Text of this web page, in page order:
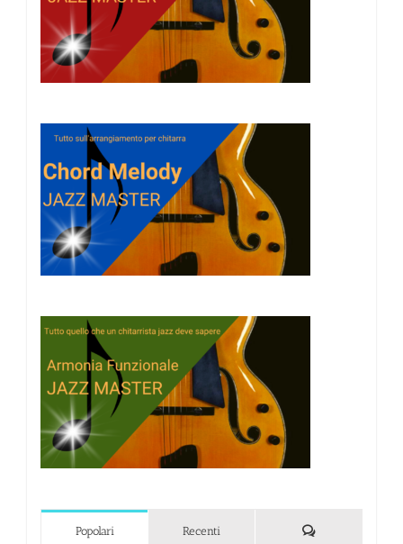
Popolari Recenti Commenti